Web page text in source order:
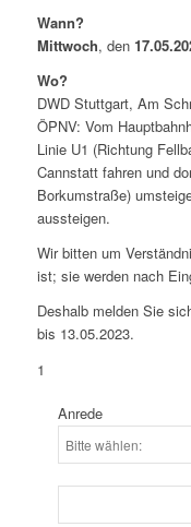
Wann?
Mittwoch, den
Wo?
DWD Stuttgart, Am
ÖPNV: Vom
Linie U1 (Richtung
Cannstatt fahren und
Borkumstraße)
aussteigen.
Wir bitten um
ist; sie werden nach
Deshalb melden Sie
bis 13.05.2023.
1
Anrede